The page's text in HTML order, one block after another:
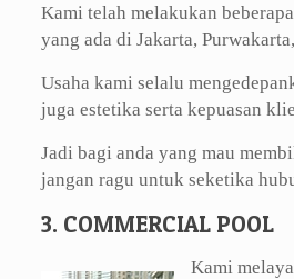
Kami telah melakukan
yang ada di Jakarta,
Usaha kami selalu
juga estetika serta kepuasan
Jadi bagi anda yang mau
jangan ragu untuk seketika
3. COMMERCIAL POOL
Kami